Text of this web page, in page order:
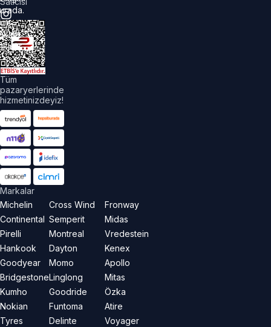
Tüm
pazaryerlerinde
hizmetinizdeyiz!
Markalar
Michelin
Continental
Pirelli
Hankook
Goodyear
Bridgestone
Kumho
Nokian
Tyres
Cross Wind
Semperit
Montreal
Dayton
Momo
Linglong
Goodride
Funtoma
Delinte
Fronway
Midas
Vredestein
Kenex
Apollo
Mitas
Özka
Atire
Voyager